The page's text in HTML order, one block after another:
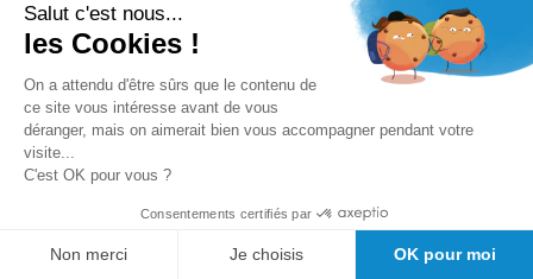
Girodmedical est également présent dans 23 pays
© 2026 Girodmedical. Tous droits réservés.
Paiement 100 % sécurisé !
Contrôle Anti-Fraude, Certificat SSL
Salut c'est nous...
les Cookies !
On a attendu d'être sûrs que le contenu de
ce site vous intéresse avant de vous
déranger, mais on aimerait bien vous accompagner pendant votre
visite...
C'est OK pour vous ?
Consentements certifiés par
Non merci Je choisis OK pour moi